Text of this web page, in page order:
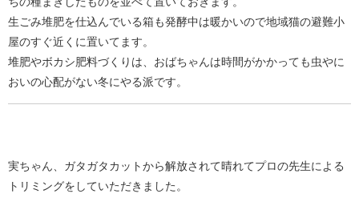
生ごみ堆肥を仕込んでいる箱も発酵中は暖かいので地域猫の避難小
屋のすぐ近くに置いてます。
堆肥やボカシ肥料づくりは、おばちゃんは時間がかかっても虫やに
おいの心配がない冬にやる派です。
実ちゃん、ガタガタカットから解放されて晴れてプロの先生による
トリミングをしていただきました。